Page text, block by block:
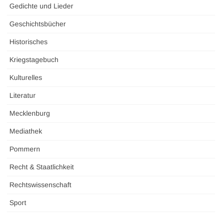
Gedichte und Lieder
Geschichtsbücher
Historisches
Kriegstagebuch
Kulturelles
Literatur
Mecklenburg
Mediathek
Pommern
Recht & Staatlichkeit
Rechtswissenschaft
Sport